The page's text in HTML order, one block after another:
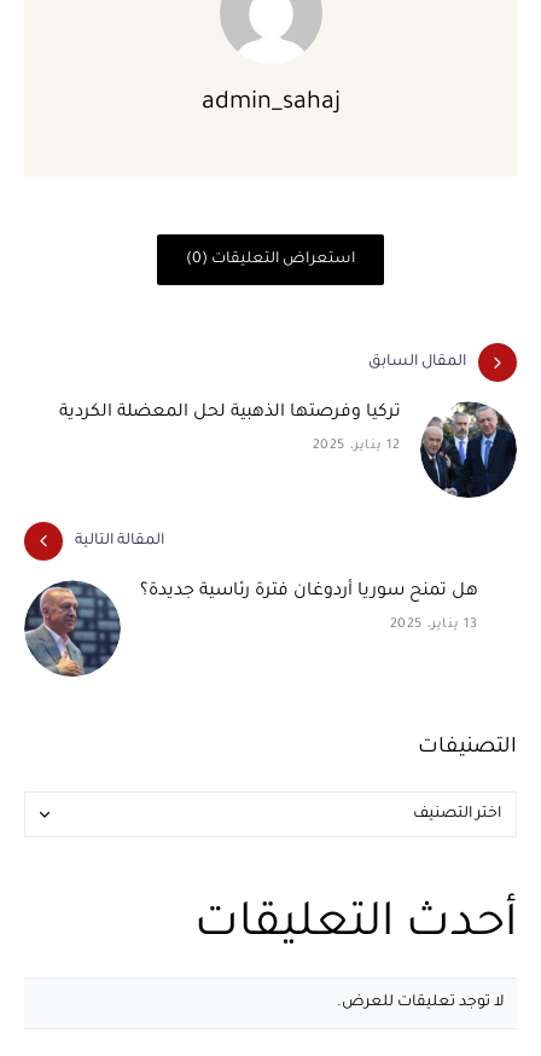
admin_sahaj
استعراض التعليقات (0)
المقال السابق
تركيا وفرصتها الذهبية لحل المعضلة الكردية
12 يناير، 2025
المقالة التالية
هل تمنح سوريا أردوغان فترة رئاسية جديدة؟
13 يناير، 2025
التصنيفات
أحدث التعليقات
لا توجد تعليقات للعرض.